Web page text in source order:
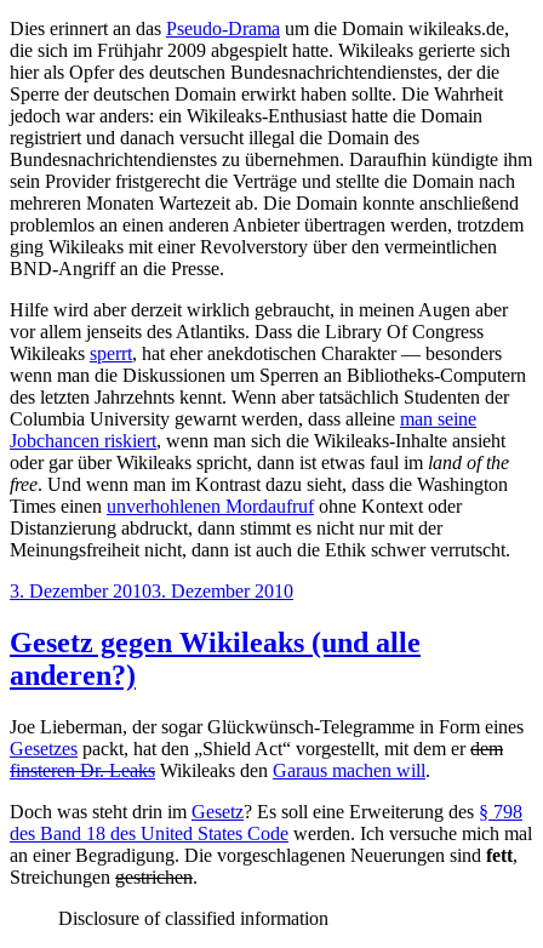
Dies erinnert an das Pseudo-Drama um die Domain wikileaks.de,
die sich im Frühjahr 2009 abgespielt hatte. Wikileaks gerierte sich
hier als Opfer des deutschen Bundesnachrichtendienstes, der die
Sperre der deutschen Domain erwirkt haben sollte. Die Wahrheit
jedoch war anders: ein Wikileaks-Enthusiast hatte die Domain
registriert und danach versucht illegal die Domain des
Bundesnachrichtendienstes zu übernehmen. Daraufhin kündigte ihm
sein Provider fristgerecht die Verträge und stellte die Domain nach
mehreren Monaten Wartezeit ab. Die Domain konnte anschließend
problemlos an einen anderen Anbieter übertragen werden, trotzdem
ging Wikileaks mit einer Revolverstory über den vermeintlichen
BND-Angriff an die Presse.
Hilfe wird aber derzeit wirklich gebraucht, in meinen Augen aber
vor allem jenseits des Atlantiks. Dass die Library Of Congress
Wikileaks sperrt, hat eher anekdotischen Charakter — besonders
wenn man die Diskussionen um Sperren an Bibliotheks-Computern
des letzten Jahrzehnts kennt. Wenn aber tatsächlich Studenten der
Columbia University gewarnt werden, dass alleine man seine
Jobchancen riskiert, wenn man sich die Wikileaks-Inhalte ansieht
oder gar über Wikileaks spricht, dann ist etwas faul im land of the
free. Und wenn man im Kontrast dazu sieht, dass die Washington
Times einen unverhohlenen Mordaufrufohne Kontext oder
Distanzierung abdruckt, dann stimmt es nicht nur mit der
Meinungsfreiheit nicht, dann ist auch die Ethik schwer verrutscht.
Veröffentlicht
3. Dezember 20103. Dezember 2010
Gesetz gegen Wikileaks (und alle
anderen?)
Joe Lieberman, der sogar Glückwünsch-Telegramme in Form eines
Gesetzes packt, hat den „Shield Act“ vorgestellt, mit dem erdem
finsteren Dr. Leaks Wikileaks den Garaus machen will.
Doch was steht drin im Gesetz? Es soll eine Erweiterung des § 798
des Band 18 des United States Code werden. Ich versuche mich mal
an einer Begradigung. Die vorgeschlagenen Neuerungen sind fett,
Streichungen gestrichen.
Disclosure of classified information